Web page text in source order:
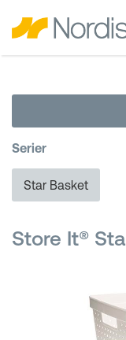
Laga &
Diska &
Förvaring
Hinkar &
Serier
Star Basket
Store It®